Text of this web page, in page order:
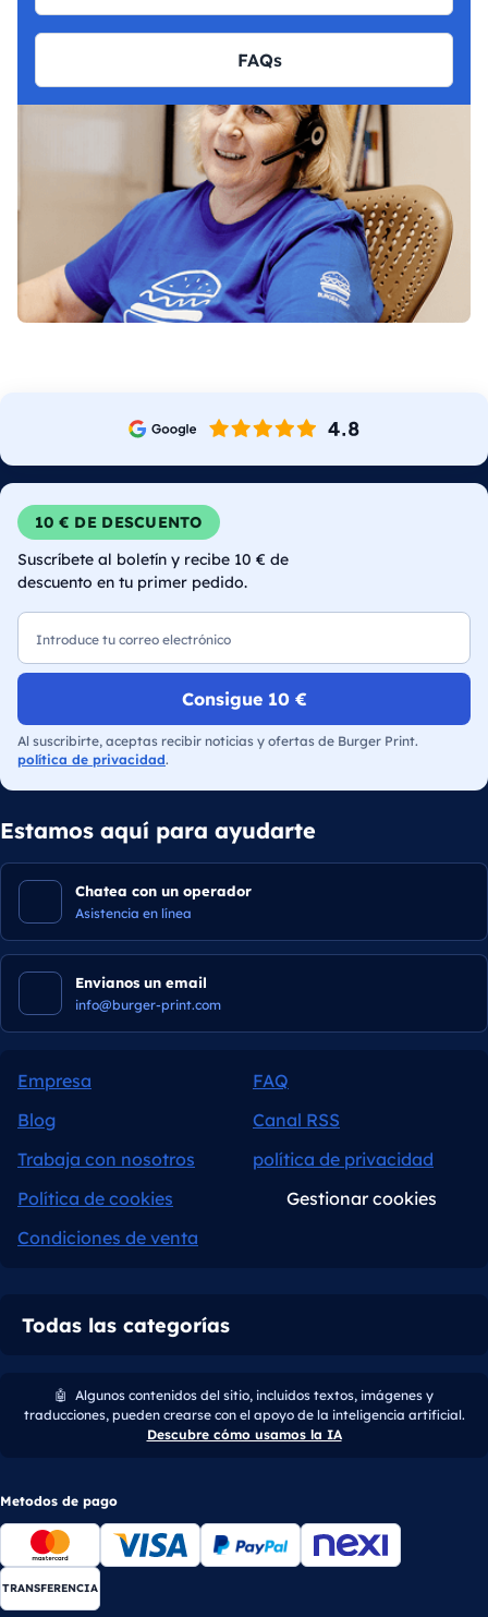
FAQs
10 € DE DESCUENTO
Suscríbete al boletín y recibe 10 € de
descuento en tu primer pedido.
Consigue 10 €
Al suscribirte, aceptas recibir noticias y ofertas de Burger Print.
política de privacidad.
Estamos aquí para ayudarte
Chatea con un operador
Asistencia en línea
Envianos un email
info@burger-print.com
Empresa
FAQ
Blog
Canal RSS
Trabaja con nosotros
política de privacidad
Política de cookies
Gestionar cookies
Condiciones de venta
Todas las categorías
🤖 Algunos contenidos del sitio, incluidos textos, imágenes y
traducciones, pueden crearse con el apoyo de la inteligencia artificial.
Descubre cómo usamos la IA
Metodos de pago
TRANSFERENCIA